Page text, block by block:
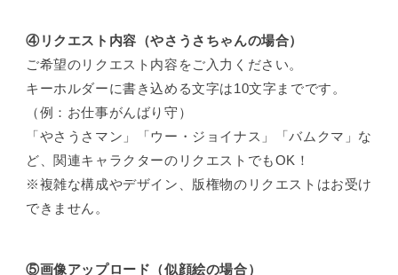
④リクエスト内容（やさうさちゃんの場合）
ご希望のリクエスト内容をご入力ください。
キーホルダーに書き込める文字は10文字までです。
（例：お仕事がんばり守）
「やさうさマン」「ウー・ジョイナス」「バムクマ」な
ど、関連キャラクターのリクエストでもOK！
※複雑な構成やデザイン、版権物のリクエストはお受け
できません。
⑤画像アップロード（似顔絵の場合）